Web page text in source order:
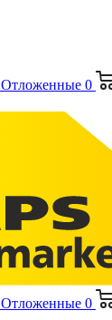
Отложенные 0
Отложенные 0